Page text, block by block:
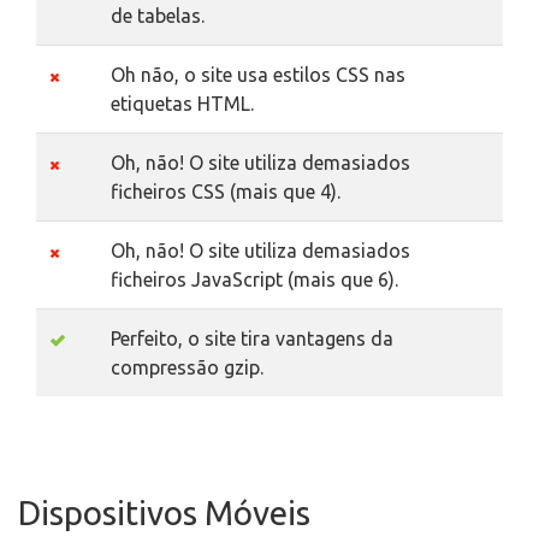
de tabelas.
Oh não, o site usa estilos CSS nas
etiquetas HTML.
Oh, não! O site utiliza demasiados
ficheiros CSS (mais que 4).
Oh, não! O site utiliza demasiados
ficheiros JavaScript (mais que 6).
Perfeito, o site tira vantagens da
compressão gzip.
Dispositivos Móveis